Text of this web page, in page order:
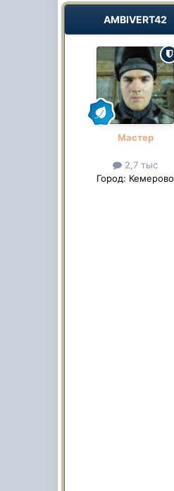
AMBIVERT42
Мастер
2,7 тыс
Город: Кемерово